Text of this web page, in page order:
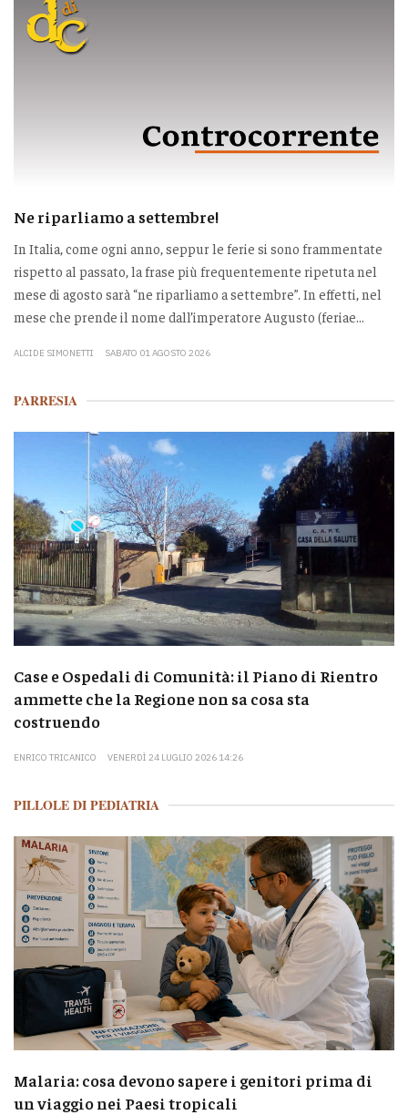
Ne riparliamo a settembre!
In Italia, come ogni anno, seppur le ferie si sono frammentate
rispetto al passato, la frase più frequentemente ripetuta nel
mese di agosto sarà “ne riparliamo a settembre”. In effetti, nel
mese che prende il nome dall’imperatore Augusto (feriae...
ALCIDE SIMONETTI SABATO 01 AGOSTO 2026
PARRESIA
Case e Ospedali di Comunità: il Piano di Rientro
ammette che la Regione non sa cosa sta
costruendo
ENRICO TRICANICO VENERDÌ 24 LUGLIO 2026 14:26
PILLOLE DI PEDIATRIA
Malaria: cosa devono sapere i genitori prima di
un viaggio nei Paesi tropicali